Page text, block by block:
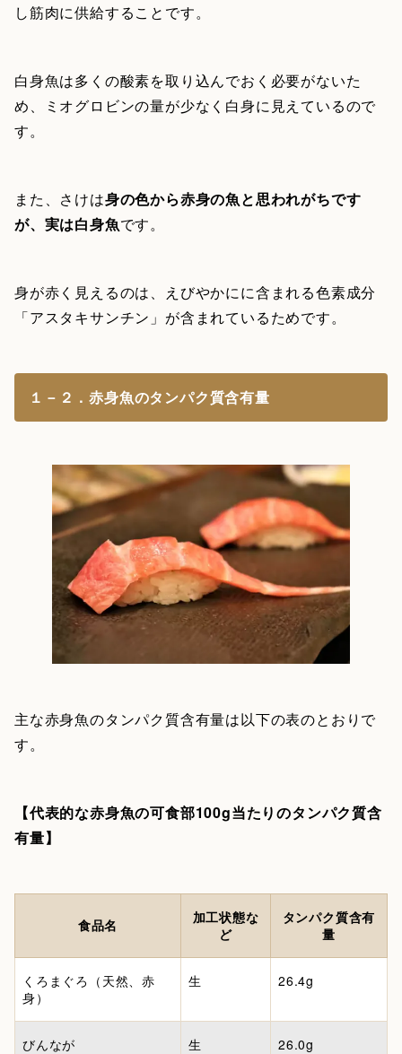
し筋肉に供給することです。
白身魚は多くの酸素を取り込んでおく必要がないた
め、ミオグロビンの量が少なく白身に見えているので
す。
また、さけは身の色から赤身の魚と思われがちです
が、実は白身魚です。
身が赤く見えるのは、えびやかにに含まれる色素成分
「アスタキサンチン」が含まれているためです。
１－２．赤身魚のタンパク質含有量
主な赤身魚のタンパク質含有量は以下の表のとおりで
す。
【代表的な赤身魚の可食部100g当たりのタンパク質含
有量】
食品名
加工状態な
ど
タンパク質含有
量
くろまぐろ（天然、赤
身）
生 26.4g
びんなが 生 26.0g